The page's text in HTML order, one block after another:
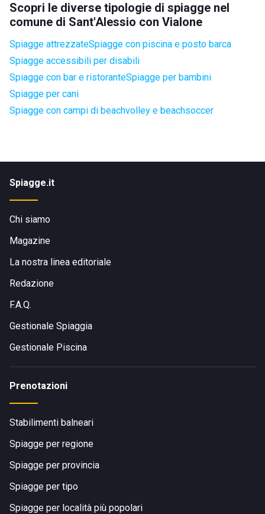
Scopri le diverse tipologie di spiagge nel
comune di Sant'Alessio con Vialone
Spiagge attrezzateSpiagge con piscina e posto barca
Spiagge accessibili per disabili
Spiagge con bar e ristoranteSpiagge per bambini
Spiagge per cani
Spiagge con campi di beachvolley e beachsoccer
Spiagge.it
Chi siamo
Magazine
La nostra linea editoriale
Redazione
F.A.Q.
Gestionale Spiaggia
Gestionale Piscina
Prenotazioni
Stabilimenti balneari
Spiagge per regione
Spiagge per provincia
Spiagge per tipo
Spiagge per località più popolari